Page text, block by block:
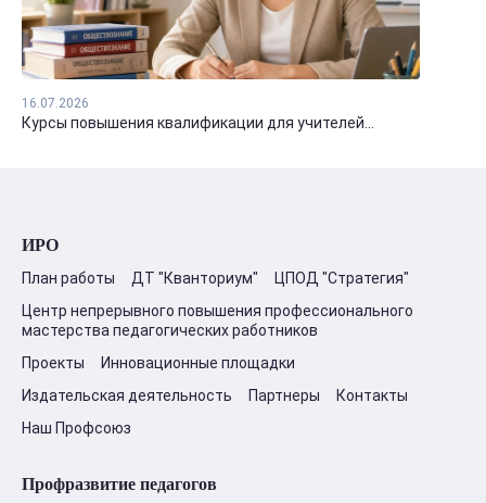
16.07.2026
Курсы повышения квалификации для учителей...
ИРО
План работы ДТ "Кванториум"
ЦПОД "Стратегия"
Центр непрерывного повышения профессионального
мастерства педагогических работников
Проекты
Инновационные площадки
Издательская деятельность
Партнеры
Контакты
Наш Профсоюз
Профразвитие педагогов